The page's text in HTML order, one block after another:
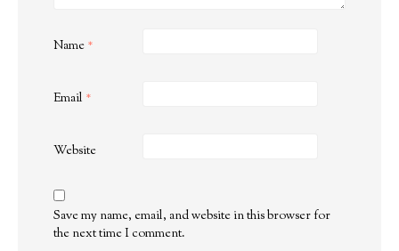
Name *
Email *
Website
Save my name, email, and website in this browser for
the next time I comment.